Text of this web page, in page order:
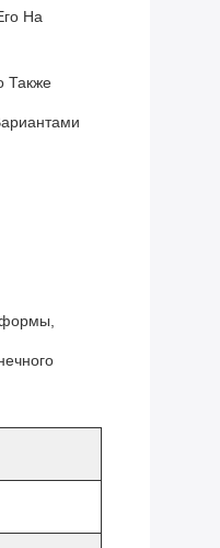
На
Также